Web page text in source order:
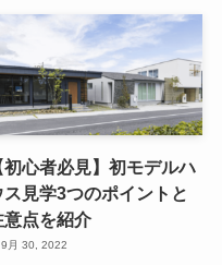
初心者必見】初モデルハ
ス見学3つのポイントと
意点を紹介
9月 30, 2022